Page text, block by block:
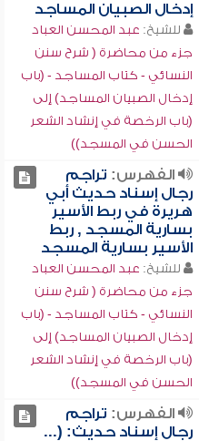
إدخال الصبيان المساجد
للشيخ: عبد المحسن العباد
جزء من محاضرة ( شرح سنن
النسائي - كتاب المساجد - (باب
إدخال الصبيان المساجد) إلى
(باب الرخصة في إنشاد الشعر
الحسن في المسجد))
الفهرس: تراجم
رجال إسناد حديث أبي
هريرة في ربط الأسير
بسارية المسجد , ربط
الأسير بسارية المسجد
للشيخ: عبد المحسن العباد
جزء من محاضرة ( شرح سنن
النسائي - كتاب المساجد - (باب
إدخال الصبيان المساجد) إلى
(باب الرخصة في إنشاد الشعر
الحسن في المسجد))
الفهرس: تراجم
رجال إسناد حديث: (...